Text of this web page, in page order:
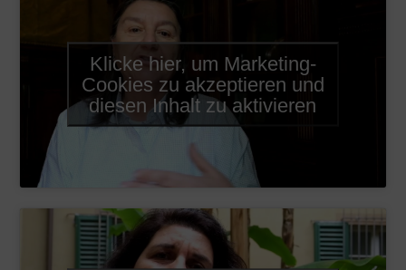
Klicke hier, um Marketing-
Cookies zu akzeptieren und
diesen Inhalt zu aktivieren